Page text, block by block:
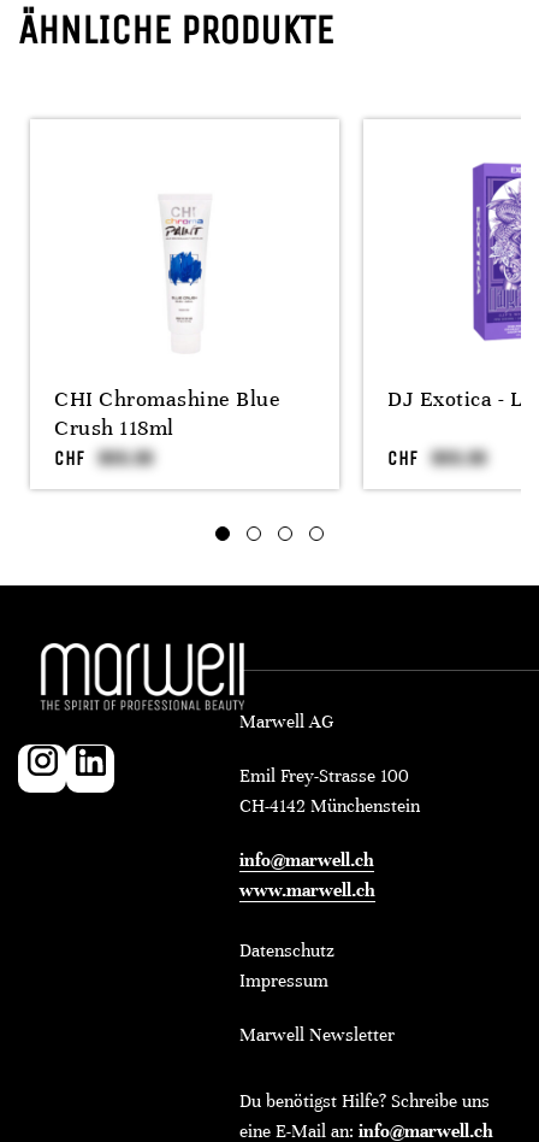
ÄHNLICHE PRODUKTE
CHI Chromashine Blue
Crush 118ml
CHF
DJ Exotica -
CHF
Marwell AG
Emil Frey-Strasse 100
CH-4142 Münchenstein
info@marwell.ch
www.marwell.ch
Datenschutz
Impressum
Marwell Newsletter
Du benötigst Hilfe? Schreibe uns
eine E-Mail an: info@marwell.ch